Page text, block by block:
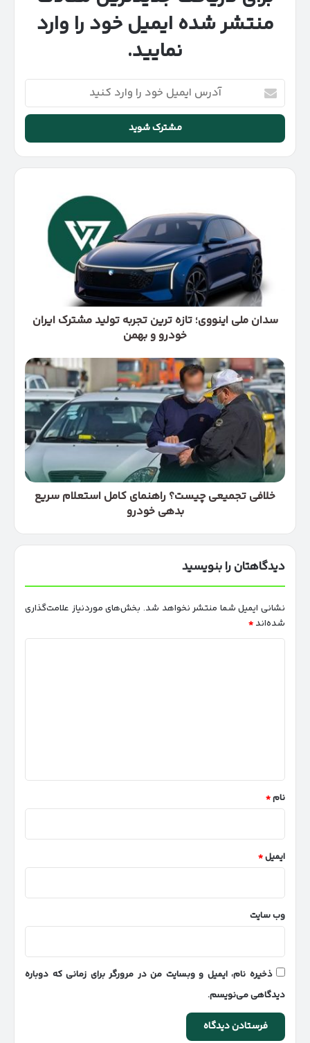
منتشر شده ایمیل خود را وارد
نمایید.
آدرس
ایمیل
خود
وارد
کنید
مشترک
خودرو
سدان ملی اینووی؛ تازه‌ ترین تجربه تولید مشترک ایران‌
خودرو و بهمن
خلافی
تجمیعی
چیست؟
راهنمای
کامل
استعلام
سریع
بدهی
خودرو
خلافی تجمیعی چیست؟ راهنمای کامل استعلام سریع
بدهی خودرو
دیدگاهتان را بنویسید
نشانی ایمیل شما منتشر نخواهد شد. بخش‌های موردنیاز علامت‌گذاری
شده‌اند *
نام*
ایمیل*
وب‌ سایت
ذخیره نام، ایمیل و وبسایت من در مرورگر برای زمانی که دوباره
دیدگاهی می‌نویسم.